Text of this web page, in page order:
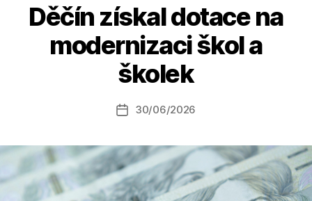
Děčín získal dotace na
modernizaci škol a
školek
Autor
příspěvku
A
u
t
o
a
s
o
Datum
30/06/2026